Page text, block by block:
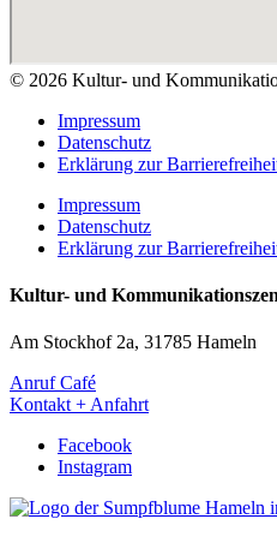
© 2026 Kultur- und
Impressum
Datenschutz
Erklärung zur
Impressum
Datenschutz
Erklärung zur
Kultur- und
Am Stockhof 2a, 31785 Hameln
Anruf Café
Kontakt + Anfahrt
Facebook
Instagram